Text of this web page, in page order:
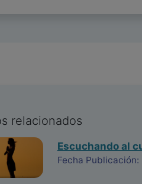
relacionados
Escuchando al
Fecha